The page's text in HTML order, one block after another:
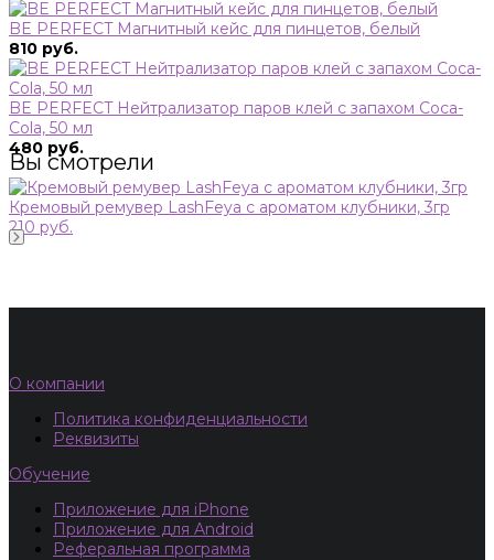
BE PERFECT Магнитный кейс для пинцетов, белый
810 руб.
BE PERFECT Нейтрализатор паров клей с запахом Coca-
Cola, 50 мл
480 руб.
Вы смотрели
Кремовый ремувер LashFeya с ароматом клубники, 3гр
210 руб.
О компании
Политика конфиденциальности
Реквизиты
Обучение
Приложение для iPhone
Приложение для Android
Реферальная программа